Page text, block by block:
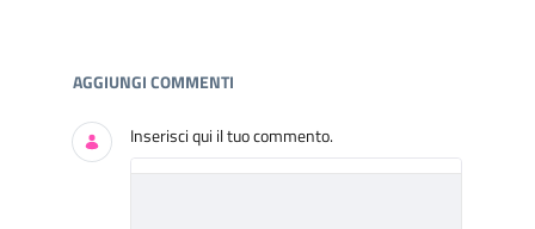
Documenti e Media
AGGIUNGI COMMENTI
Inserisci qui il tuo commento.